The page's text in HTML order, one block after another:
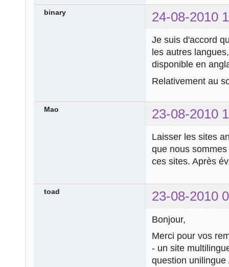
binary 24-08-2010
Je suis d'accord
les autres
disponible en
Relativement au
Mao 23-08-2010
Laisser les sites
que nous
ces sites. Après
toad 23-08-2010
Bonjour,
Merci pour vos
- un site
question